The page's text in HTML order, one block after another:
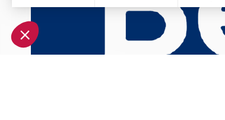
Plateforme de Gestion du Consentement :
Notre plateforme vous permet d'adapter et de